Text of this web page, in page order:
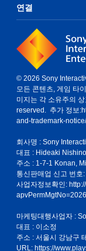
연결
© 2026 Sony
모든 콘텐츠, 게임 타
미지는 각 소유주의
reserved. 추가 정보:
and-trademark-notice/
회사명 : Sony
대표 : Hideaki Nishino
주소 : 1-7-1 Konan,
통신판매업 신고 번
사업자정보확인:
마케팅대행사업자 :
대표 : 이소정
주소 : 서울시 강남구
URL: https://